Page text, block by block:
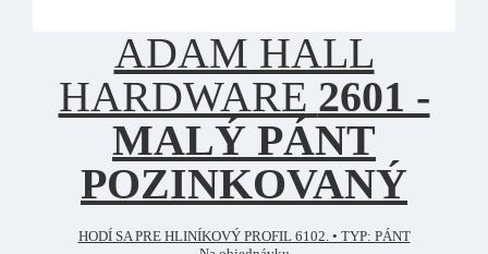
ADAM HALL
HARDWARE 2601 -
MALÝ PÁNT
POZINKOVANÝ
HODÍ SA PRE HLINÍKOVÝ PROFIL 6102. • TYP: PÁNT